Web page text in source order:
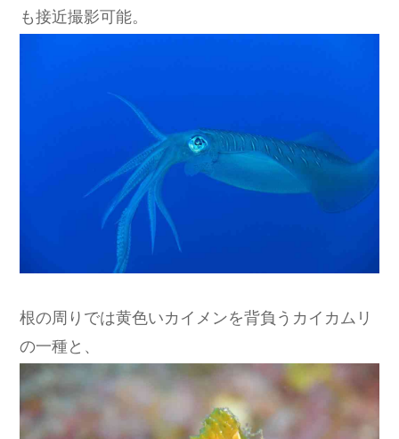
も接近撮影可能。
根の周りでは黄色いカイメンを背負うカイカムリ
の一種と、